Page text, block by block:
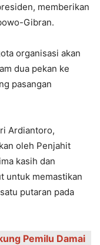
memberikan
Gibran.
organisasi akan
dua pekan ke
pasangan
Ardiantoro,
oleh Penjahit
kasih dan
untuk memastikan
putaran pada
Pemilu Damai